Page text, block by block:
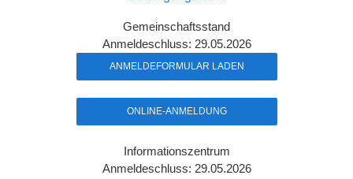
Gemeinschaftsstand
Anmeldeschluss: 29.05.2026
ANMELDEFORMULAR LADEN
ONLINE-ANMELDUNG
Informationszentrum
Anmeldeschluss: 29.05.2026